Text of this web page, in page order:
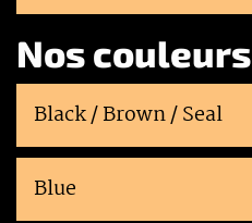
Nos couleurs
Black / Brown / Seal
Blue